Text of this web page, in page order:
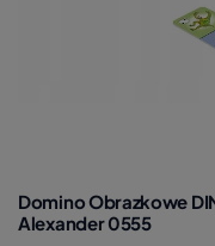
Domino Obrazkowe
Alexander 0555